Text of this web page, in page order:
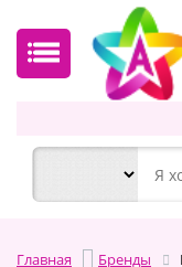
Главная Бренды